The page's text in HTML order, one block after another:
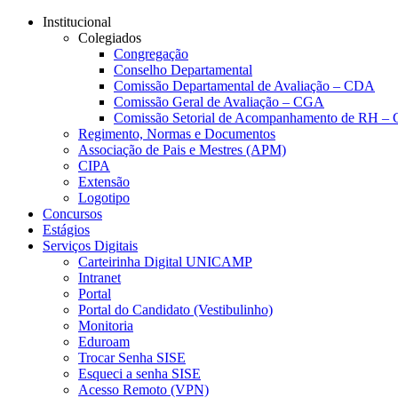
Conteúdo principal
Institucional
Colegiados
Congregação
Conselho Departamental
Comissão Departamental de Avaliação – CDA
Comissão Geral de Avaliação – CGA
Comissão Setorial de Acompanhamento de RH –
Regimento, Normas e Documentos
Associação de Pais e Mestres (APM)
CIPA
Extensão
Logotipo
Concursos
Estágios
Serviços Digitais
Carteirinha Digital UNICAMP
Intranet
Portal
Portal do Candidato (Vestibulinho)
Monitoria
Eduroam
Trocar Senha SISE
Esqueci a senha SISE
Acesso Remoto (VPN)